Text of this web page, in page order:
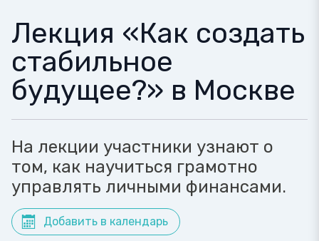
Лекция «Как создать
стабильное
будущее?» в Москве
На лекции участники узнают о
том, как научиться грамотно
управлять личными финансами.
Добавить в календарь